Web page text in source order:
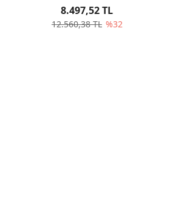
12.560,38 TL %32
8.497,52 TL